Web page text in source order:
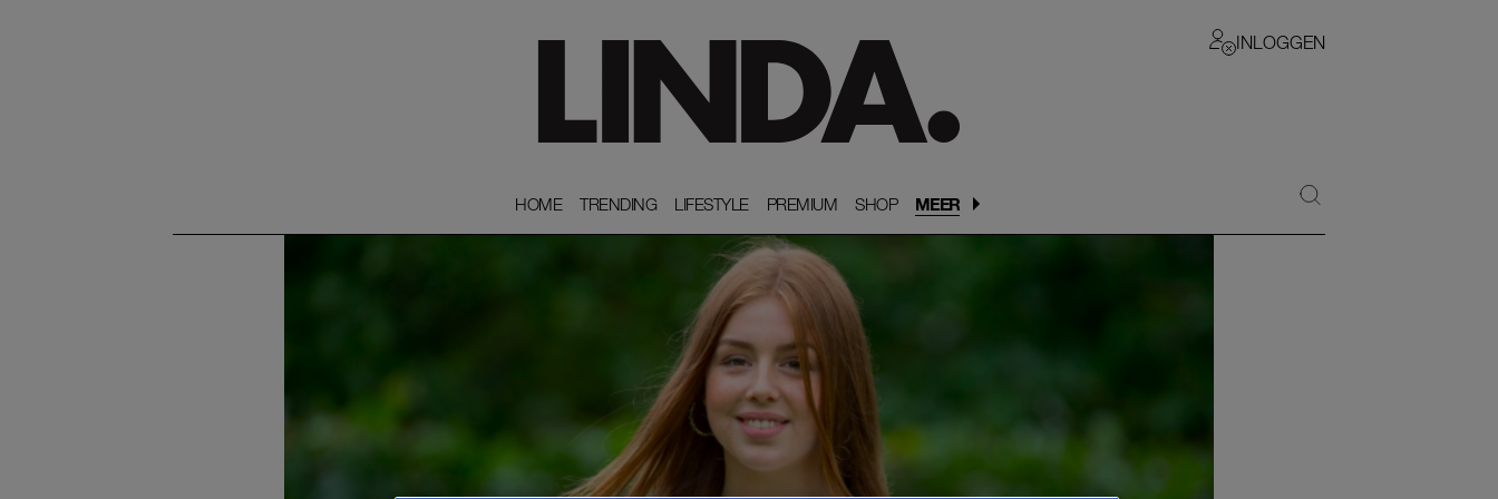
INLOGGEN
HOME
HOME TRENDING
TRENDING LIFESTYLE
LIFESTYLE PREMIUM
PREMIUM SHOP
SHOP MEER